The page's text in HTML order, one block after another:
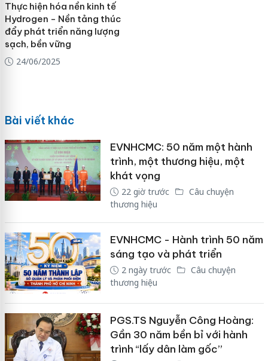
Thực hiện hóa nền kinh tế
Hydrogen - Nền tảng thúc
đẩy phát triển năng lượng
sạch, bền vững
24/06/2025
Bài viết khác
EVNHCMC: 50 năm một hành
trình, một thương hiệu, một
khát vọng
22 giờ trước
Câu chuyện
thương hiệu
EVNHCMC - Hành trình 50 năm
sáng tạo và phát triển
2 ngày trước
Câu chuyện
thương hiệu
PGS.TS Nguyễn Công Hoàng:
Gần 30 năm bền bỉ với hành
trình “lấy dân làm gốc”